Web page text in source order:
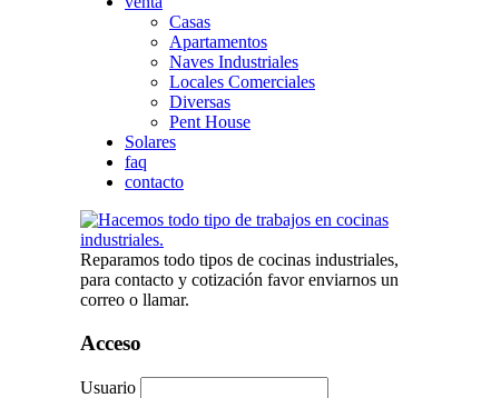
Casas
Apartamentos
Naves Industriales
Locales Comerciales
Diversas
Pent House
Solares
faq
contacto
Reparamos todo tipos de cocinas industriales,
para contacto y cotización favor enviarnos un
correo o llamar.
Acceso
Usuario